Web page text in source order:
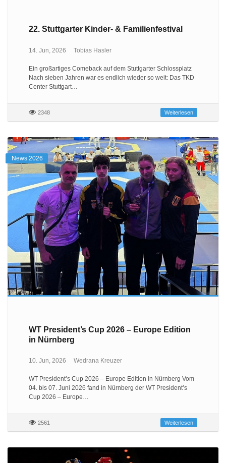
22. Stuttgarter Kinder- & Familienfestival
14. Jun, 2026 Tobias Hasler
Ein großartiges Comeback auf dem Stuttgarter Schlossplatz
Nach sieben Jahren war es endlich wieder so weit: Das TKD
Center Stuttgart…
2348 Weiterlesen
News 2026
WT President’s Cup 2026 – Europe Edition
in Nürnberg
10. Jun, 2026 Wedrana Kreuzer
WT President’s Cup 2026 – Europe Edition in Nürnberg Vom
04. bis 07. Juni 2026 fand in Nürnberg der WT President’s
Cup 2026 – Europe…
2561 Weiterlesen